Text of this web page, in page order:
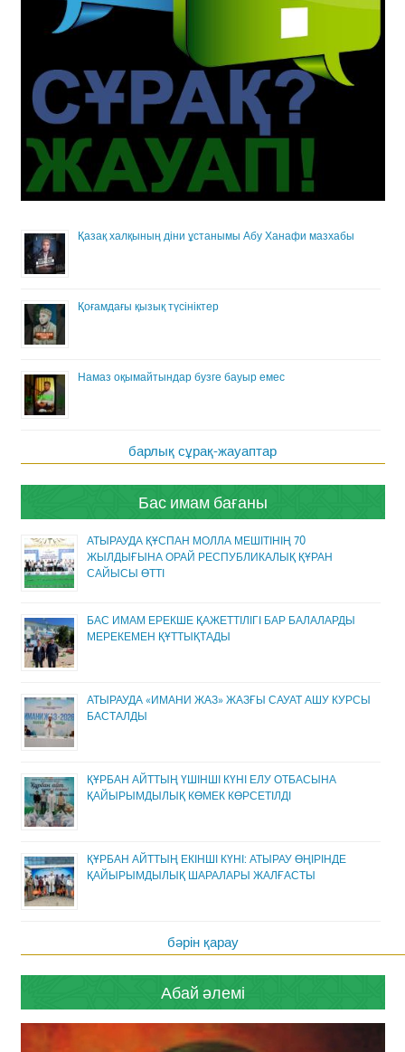
Қазақ халқының діни ұстанымы Абу Ханафи мазхабы
Қоғамдағы қызық түсініктер
Намаз оқымайтындар бузге бауыр емес
барлық сұрақ-жауаптар
Бас имам бағаны
АТЫРАУДА ҚҰСПАН МОЛЛА МЕШІТІНІҢ 70
ЖЫЛДЫҒЫНА ОРАЙ РЕСПУБЛИКАЛЫҚ ҚҰРАН
САЙЫСЫ ӨТТІ
БАС ИМАМ ЕРЕКШЕ ҚАЖЕТТІЛІГІ БАР БАЛАЛАРДЫ
МЕРЕКЕМЕН ҚҰТТЫҚТАДЫ
АТЫРАУДА «ИМАНИ ЖАЗ» ЖАЗҒЫ САУАТ АШУ КУРСЫ
БАСТАЛДЫ
ҚҰРБАН АЙТТЫҢ ҮШІНШІ КҮНІ ЕЛУ ОТБАСЫНА
ҚАЙЫРЫМДЫЛЫҚ КӨМЕК КӨРСЕТІЛДІ
ҚҰРБАН АЙТТЫҢ ЕКІНШІ КҮНІ: АТЫРАУ ӨҢІРІНДЕ
ҚАЙЫРЫМДЫЛЫҚ ШАРАЛАРЫ ЖАЛҒАСТЫ
бәрін қарау
Абай әлемі